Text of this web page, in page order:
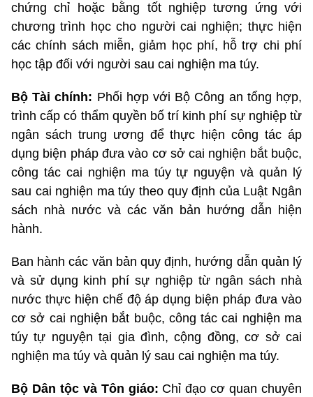
chứng chỉ hoặc bằng tốt nghiệp tương ứng với
chương trình học cho người cai nghiện; thực hiện
các chính sách miễn, giảm học phí, hỗ trợ chi phí
học tập đối với người sau cai nghiện ma túy.
Bộ Tài chính: Phối hợp với Bộ Công an tổng hợp,
trình cấp có thẩm quyền bố trí kinh phí sự nghiệp từ
ngân sách trung ương để thực hiện công tác áp
dụng biện pháp đưa vào cơ sở cai nghiện bắt buộc,
công tác cai nghiện ma túy tự nguyện và quản lý
sau cai nghiện ma túy theo quy định của Luật Ngân
sách nhà nước và các văn bản hướng dẫn hiện
hành.
Ban hành các văn bản quy định, hướng dẫn quản lý
và sử dụng kinh phí sự nghiệp từ ngân sách nhà
nước thực hiện chế độ áp dụng biện pháp đưa vào
cơ sở cai nghiện bắt buộc, công tác cai nghiện ma
túy tự nguyện tại gia đình, cộng đồng, cơ sở cai
nghiện ma túy và quản lý sau cai nghiện ma túy.
Bộ Dân tộc và Tôn giáo: Chỉ đạo cơ quan chuyên